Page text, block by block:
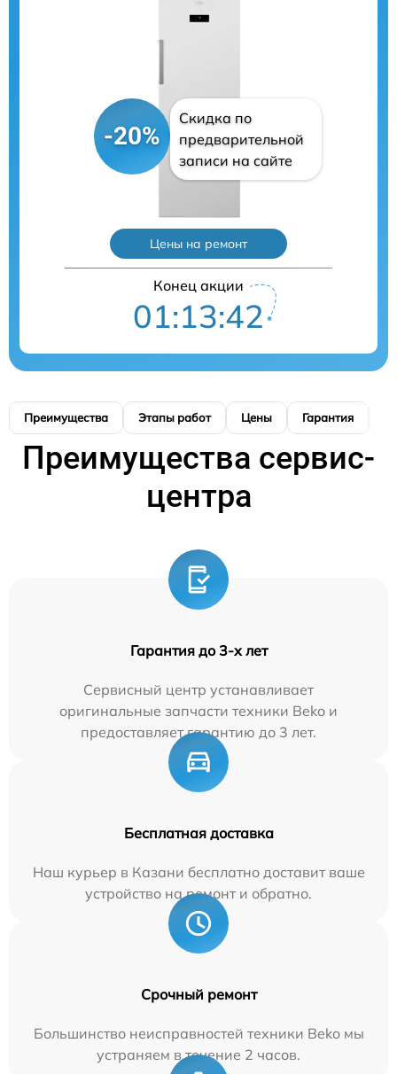
-20%
Скидка по
предварительной
записи на сайте
Цены на ремонт
Конец акции
01:13:41
Преимущества Этапы работ Цены Гарантия
Преимущества сервис-
центра
Гарантия до 3-х лет
Сервисный центр устанавливает
оригинальные запчасти техники Beko и
предоставляет гарантию до 3 лет.
Бесплатная доставка
Наш курьер в Казани бесплатно доставит ваше
устройство на ремонт и обратно.
Срочный ремонт
Большинство неисправностей техники Beko мы
устраняем в течение 2 часов.